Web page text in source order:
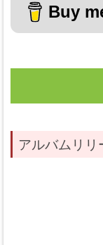
Buy
アルバムリ